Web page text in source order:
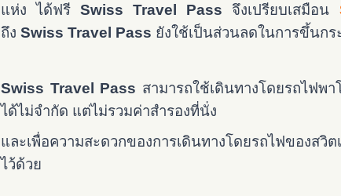
แห่ง ได้ฟรีSwiss Travel Pass จึงเปรียบเสมือน
ถึง Swiss Travel Pass ยังใช้เป็นส่วนลดในการขึ้นกร
Swiss Travel Pass สามารถใช้เดินทางโดยรถไฟพ
ได้ไม่จำกัด แต่ไม่รวมค่าสำรองที่นั่ง
และเพื่อความสะดวกของการเดินทางโดยรถไฟของสวิ
ไว้ด้วย